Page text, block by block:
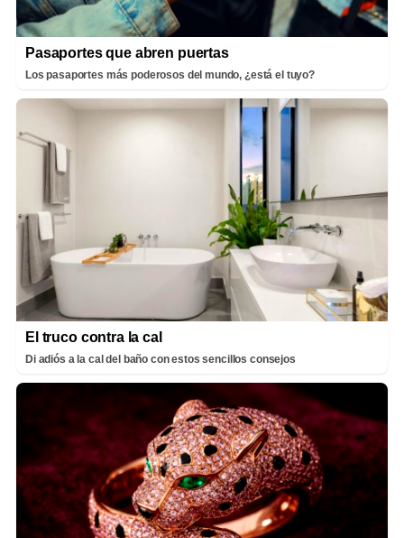
Pasaportes que abren puertas
Los pasaportes más poderosos del mundo, ¿está el tuyo?
El truco contra la cal
Di adiós a la cal del baño con estos sencillos consejos